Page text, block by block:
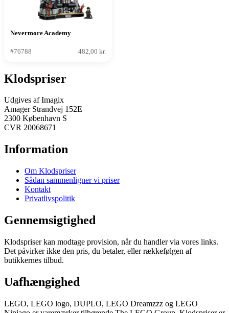
Nevermore Academy
#76788 482,00 kr.
Klodspriser
Udgives af Imagix
Amager Strandvej 152E
2300 København S
CVR 20068671
Information
Om Klodspriser
Sådan sammenligner vi priser
Kontakt
Privatlivspolitik
Gennemsigtighed
Klodspriser kan modtage provision, når du handler via vores links.
Det påvirker ikke den pris, du betaler, eller rækkefølgen af
butikkernes tilbud.
Uafhængighed
LEGO, LEGO logo, DUPLO, LEGO Dreamzzz og LEGO